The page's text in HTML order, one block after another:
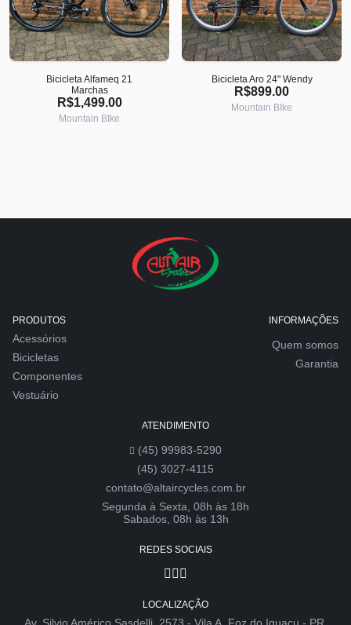
Bicicleta Alfameq 21
Marchas
R$1,499.00
Mountain BIke
Bicicleta Aro 24" Wendy
R$899.00
Mountain BIke
PRODUTOS
Acessórios
Bicicletas
Componentes
Vestuário
INFORMAÇÕES
Quem somos
Garantia
ATENDIMENTO
(45) 99983-5290
(45) 3027-4115
contato@altaircycles.com.br
Segunda à Sexta, 08h às 18h
Sabados, 08h às 13h
REDES SOCIAIS
LOCALIZAÇÃO